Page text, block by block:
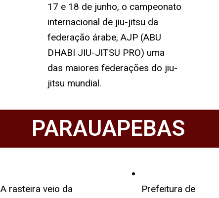
17 e 18 de junho, o campeonato
internacional de jiu-jitsu da
federação árabe, AJP (ABU
DHABI JIU-JITSU PRO) uma
das maiores federações do jiu-
jitsu mundial.
PARAUAPEBAS
A rasteira veio da
Prefeitura de